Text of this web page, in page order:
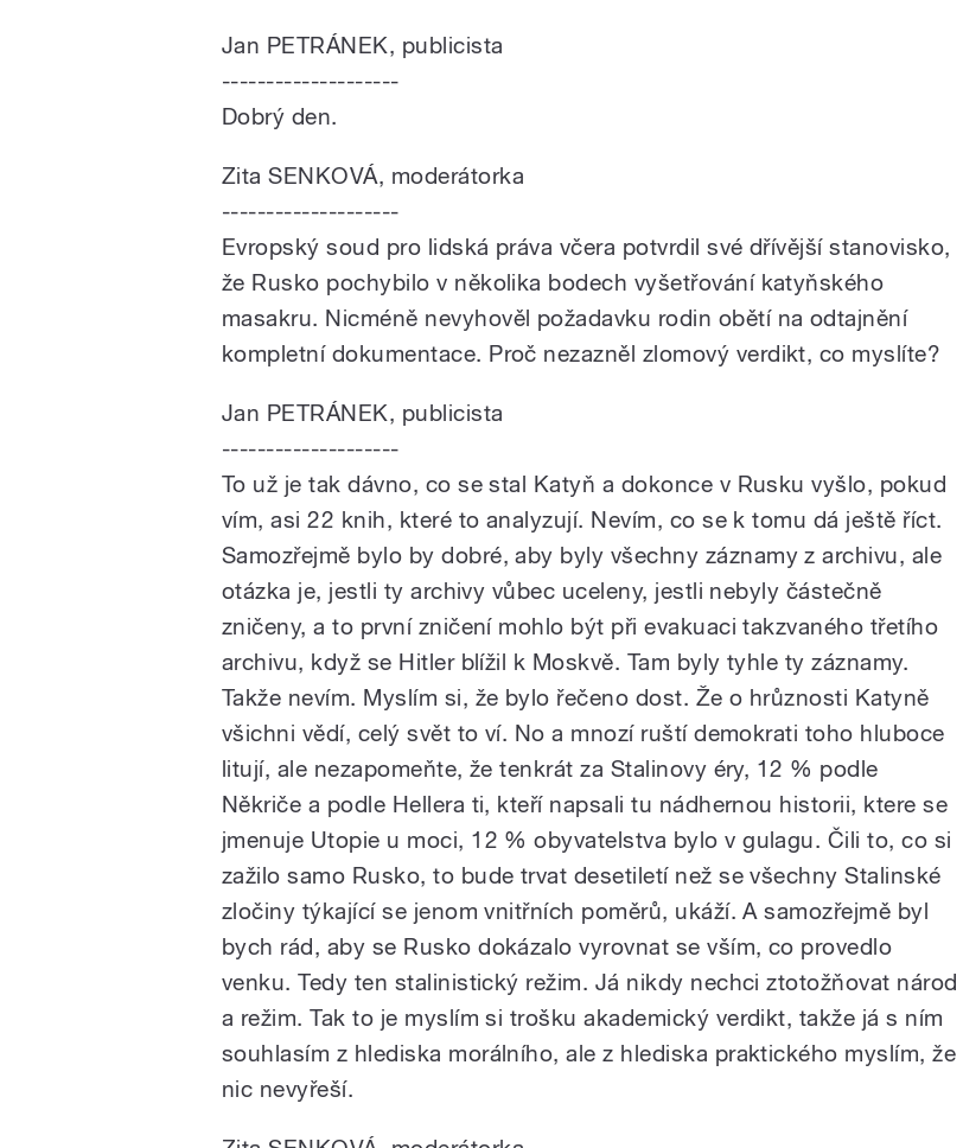
Jan PETRÁNEK, publicista
--------------------
Dobrý den.
Zita SENKOVÁ, moderátorka
--------------------
Evropský soud pro lidská práva včera potvrdil své dřívější stanovisko,
že Rusko pochybilo v několika bodech vyšetřování katyňského
masakru. Nicméně nevyhověl požadavku rodin obětí na odtajnění
kompletní dokumentace. Proč nezazněl zlomový verdikt, co myslíte?
Jan PETRÁNEK, publicista
--------------------
To už je tak dávno, co se stal Katyň a dokonce v Rusku vyšlo, pokud
vím, asi 22 knih, které to analyzují. Nevím, co se k tomu dá ještě říct.
Samozřejmě bylo by dobré, aby byly všechny záznamy z archivu, ale
otázka je, jestli ty archivy vůbec uceleny, jestli nebyly částečně
zničeny, a to první zničení mohlo být při evakuaci takzvaného třetího
archivu, když se Hitler blížil k Moskvě. Tam byly tyhle ty záznamy.
Takže nevím. Myslím si, že bylo řečeno dost. Že o hrůznosti Katyně
všichni vědí, celý svět to ví. No a mnozí ruští demokrati toho hluboce
litují, ale nezapomeňte, že tenkrát za Stalinovy éry, 12 % podle
Někriče a podle Hellera ti, kteří napsali tu nádhernou historii, ktere se
jmenuje Utopie u moci, 12 % obyvatelstva bylo v gulagu. Čili to, co si
zažilo samo Rusko, to bude trvat desetiletí než se všechny Stalinské
zločiny týkající se jenom vnitřních poměrů, ukáží. A samozřejmě byl
bych rád, aby se Rusko dokázalo vyrovnat se vším, co provedlo
venku. Tedy ten stalinistický režim. Já nikdy nechci ztotožňovat národ
a režim. Tak to je myslím si trošku akademický verdikt, takže já s ním
souhlasím z hlediska morálního, ale z hlediska praktického myslím, že
nic nevyřeší.